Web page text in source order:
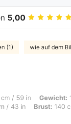
5,00
(1) wie auf dem
in, Gewicht: 100 kg /
cm / 59 in Gewicht:
/ 43 in Brust: 140